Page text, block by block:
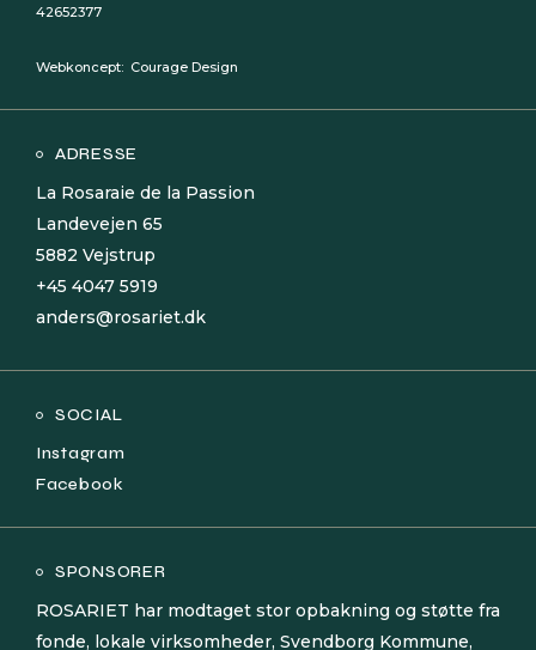
42652377
Webkoncept: Courage Design
ADRESSE
La Rosaraie de la Passion
Landevejen 65
5882 Vejstrup
+45 4047 5919
anders@rosariet.dk
SOCIAL
Instagram
Facebook
SPONSORER
ROSARIET har modtaget stor opbakning og støtte fra
fonde, lokale virksomheder, Svendborg Kommune,